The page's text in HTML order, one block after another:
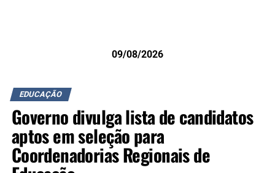
09/08/2026
EDUCAÇÃO
Governo divulga lista de candidatos
aptos em seleção para
Coordenadorias Regionais de